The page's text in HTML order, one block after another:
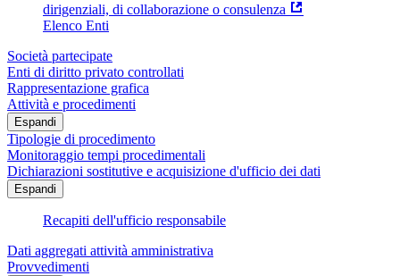
dirigenziali, di collaborazione o consulenza
Elenco Enti
Società partecipate
Enti di diritto privato controllati
Rappresentazione grafica
Attività e procedimenti
Espandi
Tipologie di procedimento
Monitoraggio tempi procedimentali
Dichiarazioni sostitutive e acquisizione d'ufficio dei dati
Espandi
Recapiti dell'ufficio responsabile
Dati aggregati attività amministrativa
Provvedimenti